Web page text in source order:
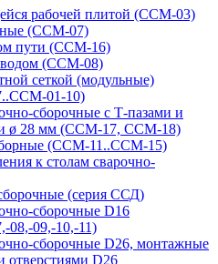
рабочей плитой (ССМ-03)
(ССМ-07)
пути (ССМ-16)
(ССМ-08)
сеткой (модульные)
01-10)
сборочные с Т-пазами и
ø 28 мм (ССМ-17, ССМ-18)
(ССМ-11..ССМ-15)
к столам сварочно-
(серия ССД)
сборочные D16
08,-09,-10,-11)
сборочные D26, монтажные
отверстиями D26